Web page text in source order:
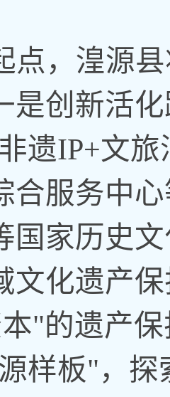
点，湟源
是创新活
遗IP+文
合服务中
国家历史
文化遗产
"的遗产
样板"，